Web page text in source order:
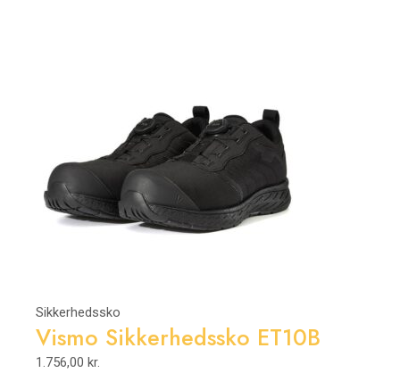
Sikkerhedssko
Vismo Sikkerhedssko ET10B
1.756,00 kr.